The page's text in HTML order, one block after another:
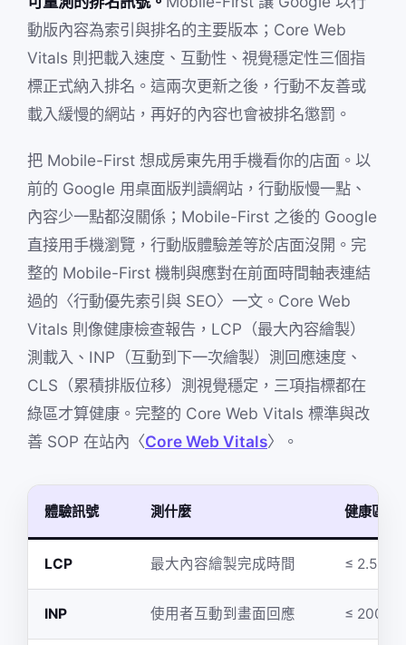
動版內容為索引與排名的主要版本；Core Web
Vitals 則把載入速度、互動性、視覺穩定性三個指
標正式納入排名。這兩次更新之後，行動不友善或
載入緩慢的網站，再好的內容也會被排名懲罰。
把 Mobile-First 想成房東先用手機看你的店面。以
前的 Google 用桌面版判讀網站，行動版慢一點、
內容少一點都沒關係；Mobile-First 之後的 Google
直接用手機瀏覽，行動版體驗差等於店面沒開。完
整的 Mobile-First 機制與應對在前面時間軸表連結
過的〈行動優先索引與 SEO〉一文。Core Web
Vitals 則像健康檢查報告，LCP（最大內容繪製）
測載入、INP（互動到下一次繪製）測回應速度、
CLS（累積排版位移）測視覺穩定，三項指標都在
綠區才算健康。完整的 Core Web Vitals 標準與改
善 SOP 在站內〈Core Web Vitals〉。
體驗訊號 測什麼 健康區間
LCP 最大內容繪製完成時間 ≤ 2.5 秒
INP 使用者互動到畫面回應 ≤ 200 毫